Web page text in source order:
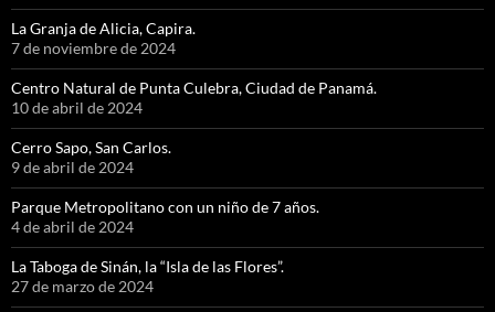
La Granja de Alicia, Capira.
7 de noviembre de 2024
Centro Natural de Punta Culebra, Ciudad de Panamá.
10 de abril de 2024
Cerro Sapo, San Carlos.
9 de abril de 2024
Parque Metropolitano con un niño de 7 años.
4 de abril de 2024
La Taboga de Sinán, la “Isla de las Flores”.
27 de marzo de 2024